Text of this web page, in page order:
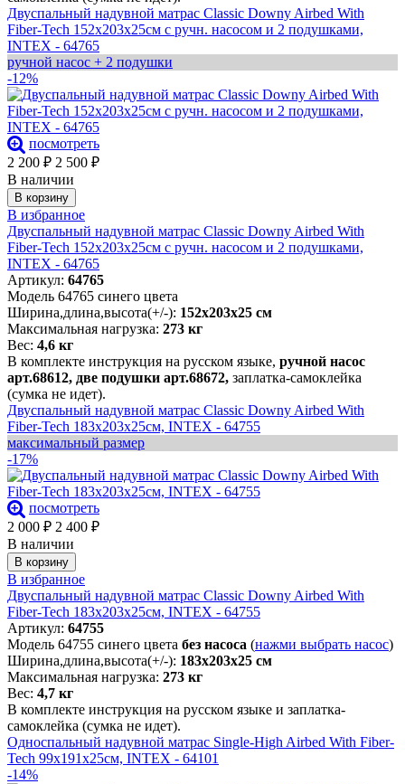
Двуспальный надувной матрас Classic Downy Airbed With
Fiber-Tech 152х203х25см с ручн. насосом и 2 подушками,
INTEX - 64765
ручной насос + 2 подушки
-12%
посмотреть
2 200 ₽ 2 500 ₽
В наличии
В корзину
В избранное
Двуспальный надувной матрас Classic Downy Airbed With
Fiber-Tech 152х203х25см с ручн. насосом и 2 подушками,
INTEX - 64765
Артикул: 64765
Модель 64765 синего цвета
Ширина,длина,высота(+/-): 152х203х25 см
Максимальная нагрузка: 273 кг
Вес: 4,6 кг
В комплекте инструкция на русском языке, ручной насос
арт.68612, две подушки арт.68672, заплатка-самоклейка
(сумка не идет).
Двуспальный надувной матрас Classic Downy Airbed With
Fiber-Tech 183х203х25см, INTEX - 64755
максимальный размер
-17%
посмотреть
2 000 ₽ 2 400 ₽
В наличии
В корзину
В избранное
Двуспальный надувной матрас Classic Downy Airbed With
Fiber-Tech 183х203х25см, INTEX - 64755
Артикул: 64755
Модель 64755 синего цвета без насоса (нажми выбрать насос)
Ширина,длина,высота(+/-): 183х203х25 см
Максимальная нагрузка: 273 кг
Вес: 4,7 кг
В комплекте инструкция на русском языке и заплатка-
самоклейка (сумка не идет).
Односпальный надувной матрас Single-High Airbed With Fiber-
Tech 99х191х25см, INTEX - 64101
-14%